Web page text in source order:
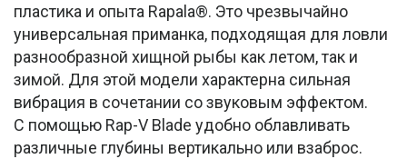
пластика и опыта Rapala®. Это чрезвычайно
универсальная приманка, подходящая для ловли
разнообразной хищной рыбы как летом, так и
зимой. Для этой модели характерна сильная
вибрация в сочетании со звуковым эффектом.
С помощью Rap-V Blade удобно облавливать
различные глубины вертикально или взаброс.